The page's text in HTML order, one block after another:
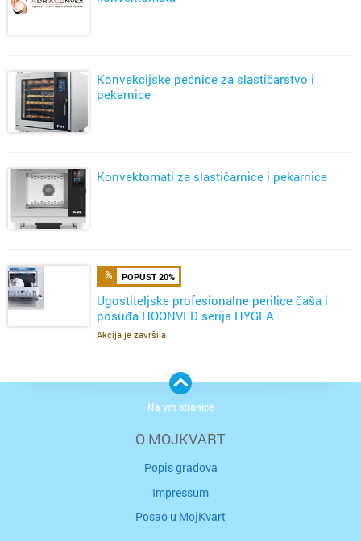
Konvekcijske pećnice za slastičarstvo i
pekarnice
Konvektomati za slastičarnice i pekarnice
POPUST 20%
Ugostiteljske profesionalne perilice čaša i
posuđa HOONVED serija HYGEA
Akcija je završila
O MOJKVART
Popis gradova
Impressum
Posao u MojKvart
Na vrh stranice